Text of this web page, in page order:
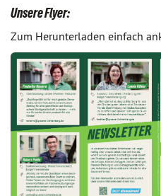
Unsere Flyer:
Zum Herunterladen einfach